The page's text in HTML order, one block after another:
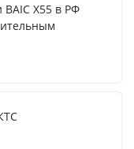
BAIC X55 в РФ